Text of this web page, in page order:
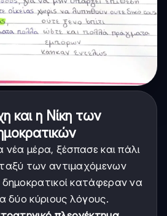
και η Νίκη των
μέρα, ξέσπασε και πάλι
των αντιμαχόμενων
κατάφεραν να
δύο κύριους λόγους.